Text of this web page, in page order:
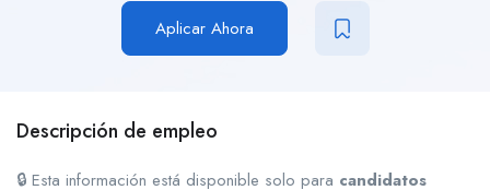
Aplicar Ahora
Descripción de empleo
🔒 Esta información está disponible solo para candidatos